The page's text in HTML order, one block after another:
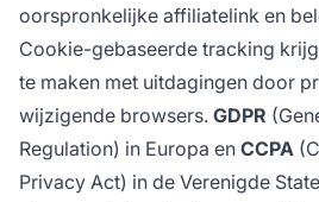
oorspronkelijke affiliatelink en
Cookie-gebaseerde tracking
te maken met uitdagingen door
wijzigende browsers. GDPR
Regulation) in Europa en CCPA
Privacy Act) in de Verenigde